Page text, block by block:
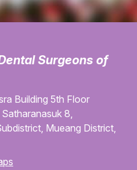
Surgeons of
Building 5th Floor
8,
Mueang District,